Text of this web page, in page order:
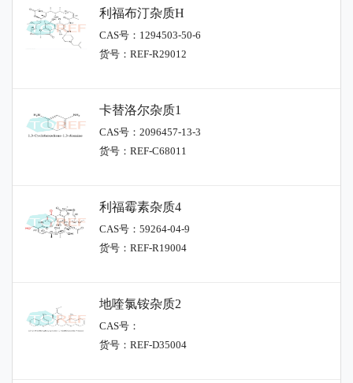
利福布汀杂质H
CAS号：1294503-50-6
货号：REF-R29012
卡替洛尔杂质1
CAS号：2096457-13-3
货号：REF-C68011
利福霉素杂质4
CAS号：59264-04-9
货号：REF-R19004
地喹氯铵杂质2
CAS号：
货号：REF-D35004